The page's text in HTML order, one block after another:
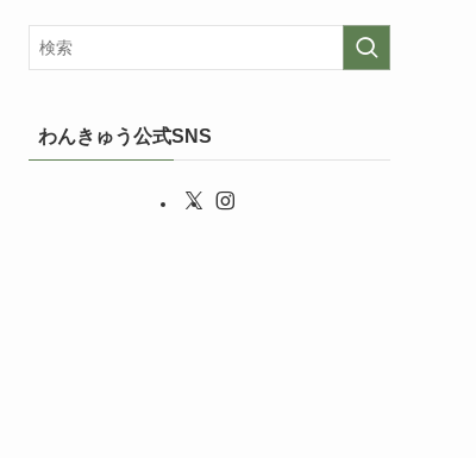
わんきゅう公式SNS